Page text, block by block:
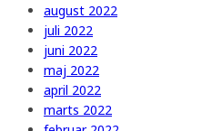
august 2022
juli 2022
juni 2022
maj 2022
april 2022
marts 2022